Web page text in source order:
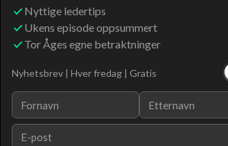
Nyttige ledertips
Ukens episode oppsummert
Tor Åges egne betraktninger
Nyhetsbrev | Hver fredag | Gratis